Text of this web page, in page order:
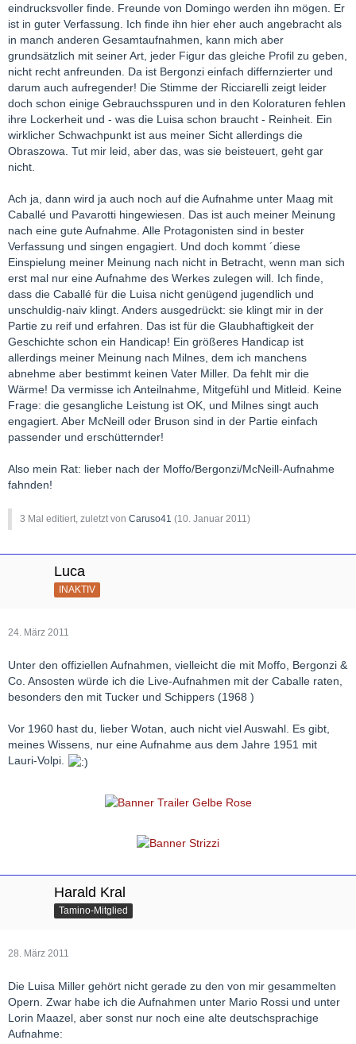
eindrucksvoller finde. Freunde von Domingo werden ihn mögen. Er
ist in guter Verfassung. Ich finde ihn hier eher auch angebracht als
in manch anderen Gesamtaufnahmen, kann mich aber
grundsätzlich mit seiner Art, jeder Figur das gleiche Profil zu geben,
nicht recht anfreunden. Da ist Bergonzi einfach differnzierter und
darum auch aufregender! Die Stimme der Ricciarelli zeigt leider
doch schon einige Gebrauchsspuren und in den Koloraturen fehlen
ihre Lockerheit und - was die Luisa schon braucht - Reinheit. Ein
wirklicher Schwachpunkt ist aus meiner Sicht allerdings die
Obraszowa. Tut mir leid, aber das, was sie beisteuert, geht gar
nicht.
Ach ja, dann wird ja auch noch auf die Aufnahme unter Maag mit
Caballé und Pavarotti hingewiesen. Das ist auch meiner Meinung
nach eine gute Aufnahme. Alle Protagonisten sind in bester
Verfassung und singen engagiert. Und doch kommt ´diese
Einspielung meiner Meinung nach nicht in Betracht, wenn man sich
erst mal nur eine Aufnahme des Werkes zulegen will. Ich finde,
dass die Caballé für die Luisa nicht genügend jugendlich und
unschuldig-naiv klingt. Anders ausgedrückt: sie klingt mir in der
Partie zu reif und erfahren. Das ist für die Glaubhaftigkeit der
Geschichte schon ein Handicap! Ein größeres Handicap ist
allerdings meiner Meinung nach Milnes, dem ich manchens
abnehme aber bestimmt keinen Vater Miller. Da fehlt mir die
Wärme! Da vermisse ich Anteilnahme, Mitgefühl und Mitleid. Keine
Frage: die gesangliche Leistung ist OK, und Milnes singt auch
engagiert. Aber McNeill oder Bruson sind in der Partie einfach
passender und erschütternder!
Also mein Rat: lieber nach der Moffo/Bergonzi/McNeill-Aufnahme
fahnden!
3 Mal editiert, zuletzt von Caruso41 (10. Januar 2011)
Luca
INAKTIV
24. März 2011
Unter den offiziellen Aufnahmen, vielleicht die mit Moffo, Bergonzi &
Co. Ansosten würde ich die Live-Aufnahmen mit der Caballe raten,
besonders den mit Tucker und Schippers (1968 )
Vor 1960 hast du, lieber Wotan, auch nicht viel Auswahl. Es gibt,
meines Wissens, nur eine Aufnahme aus dem Jahre 1951 mit
Lauri-Volpi.
Harald Kral
Tamino-Mitglied
28. März 2011
Die Luisa Miller gehört nicht gerade zu den von mir gesammelten
Opern. Zwar habe ich die Aufnahmen unter Mario Rossi und unter
Lorin Maazel, aber sonst nur noch eine alte deutschsprachige
Aufnahme: